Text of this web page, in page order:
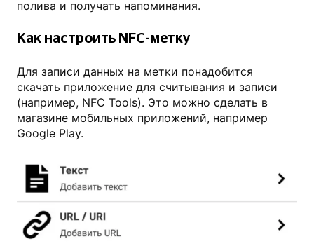
полива и получать напоминания.
Как настроить NFC-метку
Для записи данных на метки понадобится
скачать приложение для считывания и записи
(например, NFC Tools). Это можно сделать в
магазине мобильных приложений, например
Google Play.